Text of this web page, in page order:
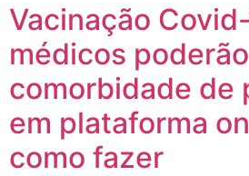
Vacinação
médicos
comorbidade de
em plataforma
como fazer